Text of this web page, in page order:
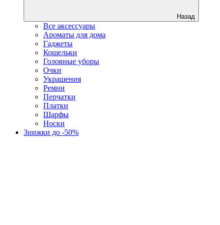
Назад
Все аксессуары
Ароматы для дома
Гаджеты
Кошельки
Головные уборы
Очки
Украшения
Ремни
Перчатки
Платки
Шарфы
Носки
Знижки до -50%